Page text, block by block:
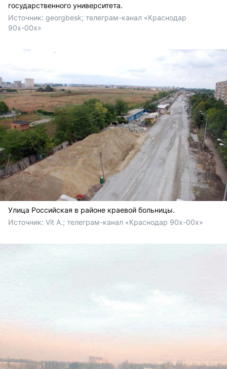
государственного университета.
Источник: georgbesk; телеграм-канал «Краснодар
90х-00х»
Улица Российская в районе краевой больницы.
Источник: Vit A.; телеграм-канал «Краснодар 90х-00х»